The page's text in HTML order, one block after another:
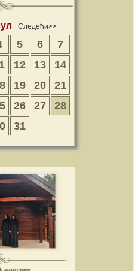
Следећи>>
5 6
7
12 13
14
19 20
21
26 27
28
31